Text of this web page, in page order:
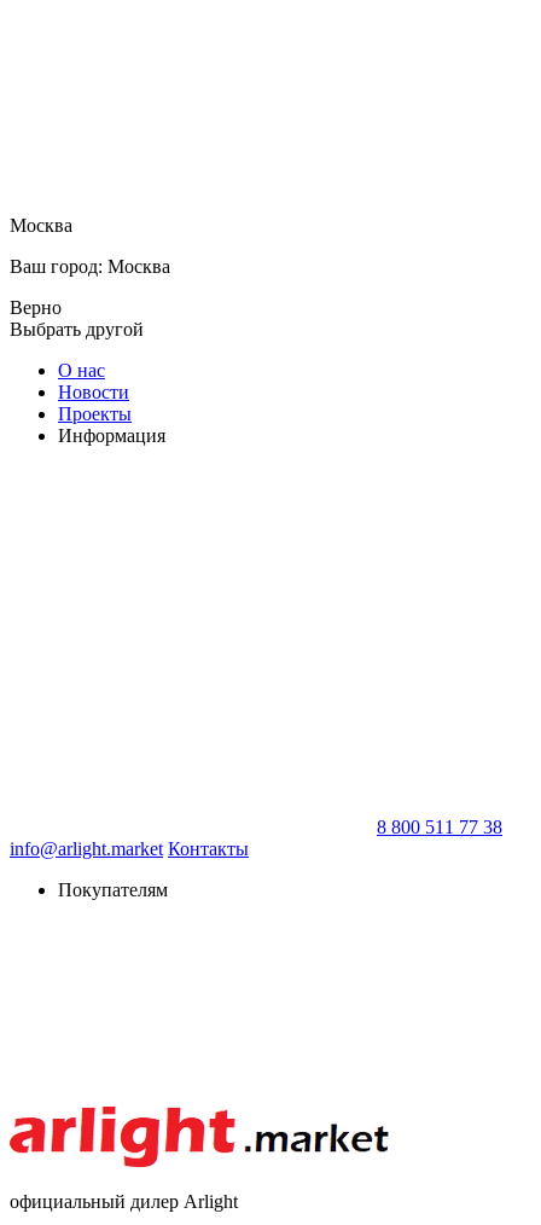
Москва
Ваш город: Москва
Верно
Выбрать другой
О нас
Новости
Проекты
Информация
8 800 511 77 38
info@arlight.market Контакты
Покупателям
официальный дилер Arlight